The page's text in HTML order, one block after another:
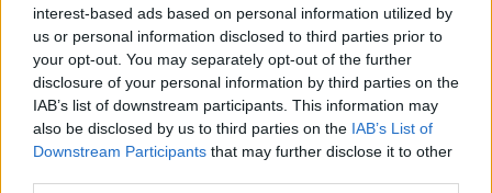
interest-based ads based on personal information utilized by
us or personal information disclosed to third parties prior to
your opt-out. You may separately opt-out of the further
disclosure of your personal information by third parties on the
IAB’s list of downstream participants. This information may
also be disclosed by us to third parties on the IAB’s List of
Downstream Participants that may further disclose it to other
Ανδρέας 30 Δεκεμβρίου 2018 16:13 #67293
Οκ αλλά θα κάτσει η πεθερά ή θα προφασίζεται μέση;
0 Reply